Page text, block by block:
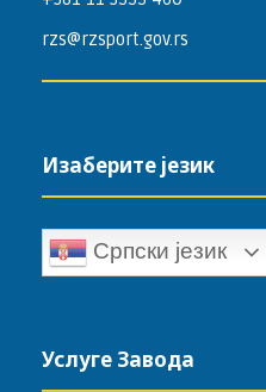
rzs@rzsport.gov.rs
Изаберите језик
Српски језик
Услуге Завода